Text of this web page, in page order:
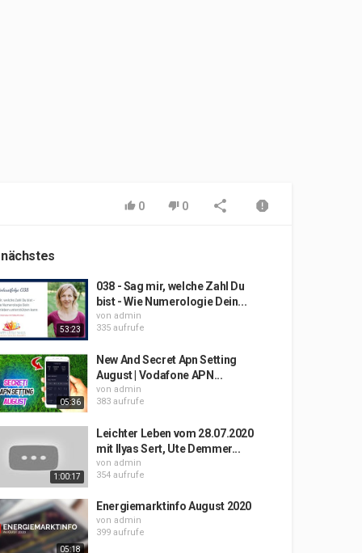
0 0
53:23
038 - Sag mir, welche Zahl Du
bist - Wie Numerologie Dein...
von admin
335 aufrufe
05:36
New And Secret Apn Setting
August | Vodafone APN...
von admin
383 aufrufe
1:00:17
Leichter Leben vom 28.07.2020
mit Ilyas Sert, Ute Demmer...
von admin
354 aufrufe
05:18
Energiemarktinfo August 2020
von admin
399 aufrufe